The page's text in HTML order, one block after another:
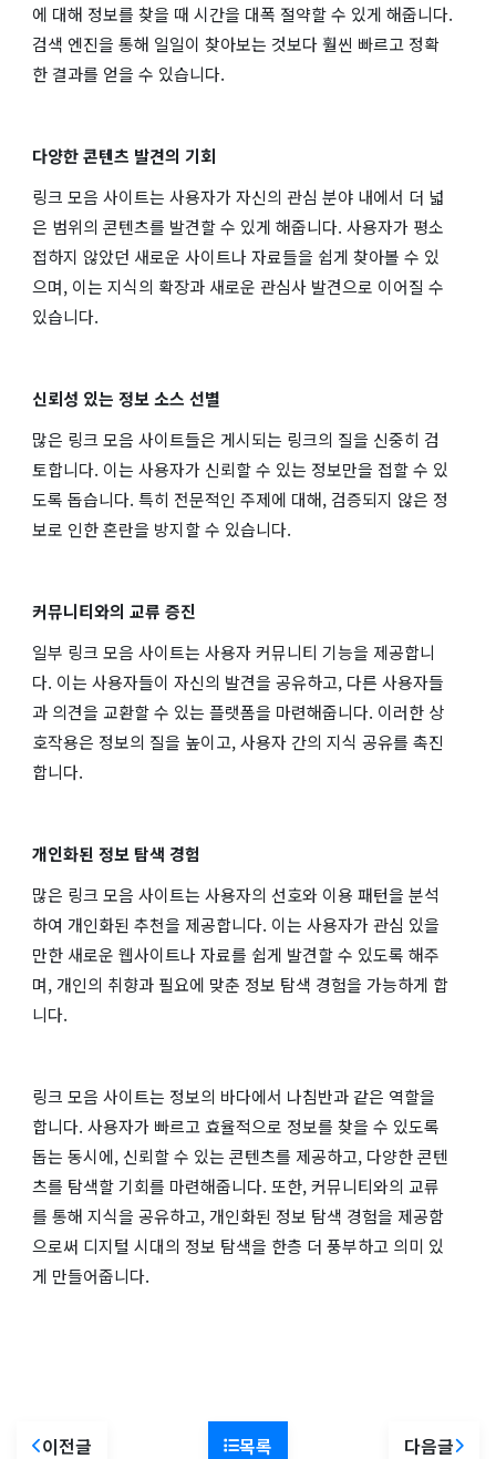
에 대해 정보를 찾을 때 시간을 대폭 절약할 수 있게 해줍니다.
검색 엔진을 통해 일일이 찾아보는 것보다 훨씬 빠르고 정확
한 결과를 얻을 수 있습니다.
다양한 콘텐츠 발견의 기회
링크 모음 사이트는 사용자가 자신의 관심 분야 내에서 더 넓
은 범위의 콘텐츠를 발견할 수 있게 해줍니다. 사용자가 평소
접하지 않았던 새로운 사이트나 자료들을 쉽게 찾아볼 수 있
으며, 이는 지식의 확장과 새로운 관심사 발견으로 이어질 수
있습니다.
신뢰성 있는 정보 소스 선별
많은 링크 모음 사이트들은 게시되는 링크의 질을 신중히 검
토합니다. 이는 사용자가 신뢰할 수 있는 정보만을 접할 수 있
도록 돕습니다. 특히 전문적인 주제에 대해, 검증되지 않은 정
보로 인한 혼란을 방지할 수 있습니다.
커뮤니티와의 교류 증진
일부 링크 모음 사이트는 사용자 커뮤니티 기능을 제공합니
다. 이는 사용자들이 자신의 발견을 공유하고, 다른 사용자들
과 의견을 교환할 수 있는 플랫폼을 마련해줍니다. 이러한 상
호작용은 정보의 질을 높이고, 사용자 간의 지식 공유를 촉진
합니다.
개인화된 정보 탐색 경험
많은 링크 모음 사이트는 사용자의 선호와 이용 패턴을 분석
하여 개인화된 추천을 제공합니다. 이는 사용자가 관심 있을
만한 새로운 웹사이트나 자료를 쉽게 발견할 수 있도록 해주
며, 개인의 취향과 필요에 맞춘 정보 탐색 경험을 가능하게 합
니다.
링크 모음 사이트는 정보의 바다에서 나침반과 같은 역할을
합니다. 사용자가 빠르고 효율적으로 정보를 찾을 수 있도록
돕는 동시에, 신뢰할 수 있는 콘텐츠를 제공하고, 다양한 콘텐
츠를 탐색할 기회를 마련해줍니다. 또한, 커뮤니티와의 교류
를 통해 지식을 공유하고, 개인화된 정보 탐색 경험을 제공함
으로써 디지털 시대의 정보 탐색을 한층 더 풍부하고 의미 있
게 만들어줍니다.
이전글 목록 다음글